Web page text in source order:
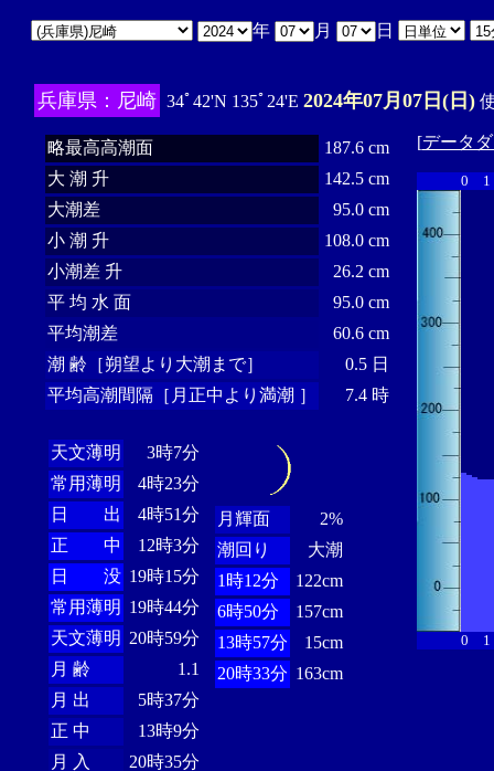
年 月 日
兵庫県：尼崎 34ﾟ42'N 135ﾟ24'E 2024年07月07日(日)
略最高高潮面
187.6 cm
大 潮 升
142.5 cm
大潮差
95.0 cm
小 潮 升
108.0 cm
小潮差 升
26.2 cm
平 均 水 面
95.0 cm
平均潮差
60.6 cm
潮 齢［朔望より大潮まで］
0.5 日
平均高潮間隔［月正中より満潮 ］
7.4 時
天文薄明
3時7分
常用薄明
4時23分
日 出
4時51分
正 中
12時3分
日 没 19時15分
常用薄明 19時44分
天文薄明 20時59分
月 齢
1.1
月 出
5時37分
正 中
13時9分
月 入
20時35分
月輝面
2%
潮回り
大潮
1時12分
122cm
6時50分
157cm
13時57分
15cm
20時33分 163cm
[データ
0 1
0 1